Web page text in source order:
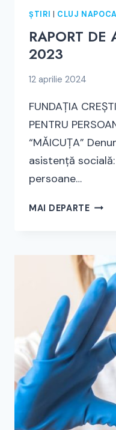
ȘTIRI CLUJ NAPOCA
RAPORT DE
2023
12 aprilie 2024
FUNDAȚIA
PENTRU
“MĂICUŢA”
asistenţă
persoane…
MAI DEPARTE
2023